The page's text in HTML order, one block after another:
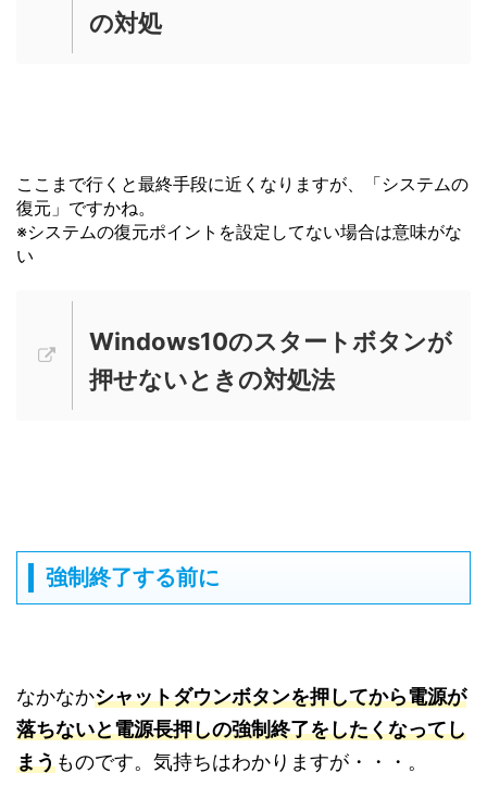
の対処
ここまで行くと最終手段に近くなりますが、「システムの
復元」ですかね。
※システムの復元ポイントを設定してない場合は意味がな
い
Windows10のスタートボタンが
押せないときの対処法
強制終了する前に
なかなかシャットダウンボタンを押してから電源が
落ちないと電源長押しの強制終了をしたくなってし
まうものです。気持ちはわかりますが・・・。